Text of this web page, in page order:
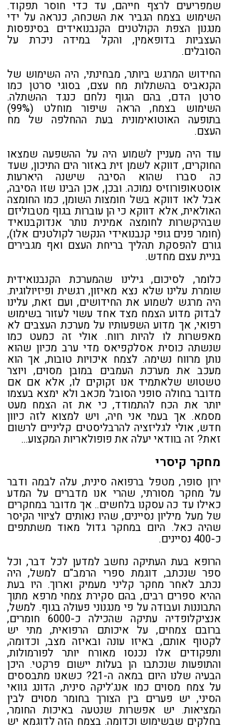
שמפריעים לרצף חייהם, עד כדי חוסר תפקוד.
השימוש בצמח הגביר את השכחה, כנראה על ידי
מנגנון הצפת הקולטנים הקנבנואידים בסינפסות
העצביות בדופאמין, והקל במידה ניכרת על
הסובלים.
החידוש המרגש ביותר, מבחינתי, היה השימוש של
הקנאביס בהשתלות מח עצם, בסוגי סרטן כמו
סרטן הדם, בהם הגוף נלחם כנגד ההשתלה.
השימוש בצמח, הראה שיפור מוחלט (99%)
בתופעה האוטואימונית בעת ההחלפה של מח
העצם.
עוד היה מעניין לשמוע היה על ההשפעה שמצאו
החוקרים, דווקא לשמן זית באזור הים התיכון, שעד
כה סברו שהוא הסיבה שישנה היארעות
אוסטאופורוזיס נמוכה. ובכן, אכן הבינו שזו הסיבה,
אבל לאו דווקא בשל חומצות השומן, כמו החומצה
האולאית, אלא דווקא כי הן עוברות בגוף מטבוליזם
שבהיקשרות לחומצה אמינית נותר אנדוקבנואיד
(חומר פנים גופי קנבנואידי הנקשר לקולטנים אלו),
גורם להפסקת תהליך בריחת העצם ואף מגבירים
בניית עצם מחדש.
כלומר, לסיכום, גילינו שהמערכת הקנבנואידית
שומרת עלינו שלא נצא מאיזון, רגשית ופיזיולוגית.
היה מרגש לשמוע את החידושים, ועם זאת, עלינו
לבדוק מדוע הצמח מצד אחד עשוי לעזור בשימוש
רפואי, אך מדוע השפעותיו על מערכת העצבים לא
מאפשרות לו להיות רווח. אולי זה כמעט כמו
שנשתה כוסית אסלקפיאס מדי ערב מכיון שהוא
נותן מרווח נשימה. לצמח איכויות טובות, אך הוא
מעכב את מערכת העמבים במובן מסוים, ויוצר
טשטוש שלאתמיד אנו זקוקים לו, אלא אם אם
מדובר בחולה סופני הסובל מכאב ולא ימצא בעצמו
יותר את הכח להתמודד, כי את זה הצמח מעט
מסמא. אך בעמי אני חיה, ויש למצוא לזה כיוון
חדש, אולי לגליזציה להרבליסטים קליניים לרשום
זאת? זה בוודאי יעלה את פופולאריות המקצוע…
מחקר קיסרי
ירון סופר, מטפל ברפואה סינית, עלה לבמה ודבר
על מחקר מסורתי, שהרי אנו מדברים על המדע
כאילו עד כה עסקנו בלחשים.. אך מדובר במחקרים
של מעל מיליון נסיינים, שהיו נאותים לציווי הקיסר
שהיה כאל. היום במחקר גדול מאוד משתתפים
כ-400 נסיינים.
הרופא בעת העתיקה נחשב למדען לכל דבר, וכל
ספר שנכתב, דוגמת ספרי הרמב"ם למשל, היה
נכתב לאחר מחקר קליני מעמיק וארוך. היו בעת
ההיא ספרים רבים, בהם סקירת צמחי מרפא מתוך
התבוננות ועבודה על פי מנגנוני פעולה בגוף. למשל,
אנציקלופדיה עתיקה שהכילה כ-6000 חומרים,
ברובם צמחים, על איכותם הרפואית, מתי יש
לקטוף אותם, באיזו עונה ובאיזה מצב, וכדומה,
ותפקודים אלו נכנסו מאורח יותר לפורמולות,
והתופעות שנכתבו הן בעלות יישום פרקטי. היכן
הבעיה שלנו היום במאה ה-21? כשאנו מתבססים
על צמח מסוים כמו אנג'ליקה סינית, הדונג גוואי
הסיני, יש פערים בין הצורך בחומר מסוים לבין
המציאות. יש אפשרות שנטעה באיכות החומר,
בחלקים שבשימוש וכדומה. בצמח הזה לדוגמא יש